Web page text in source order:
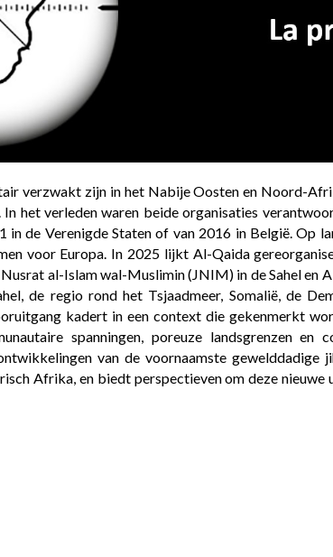
verzwakt zijn in het Nabije Oosten en Noord-
In het verleden waren beide organisaties
in de Verenigde Staten of van 2016 in België. Op
voor Europa. In 2025 lijkt Al-Qaida
al-Islam wal-Muslimin (JNIM) in de Sahel en
de regio rond het Tsjaadmeer, Somalië, de
kadert in een context die gekenmerkt
spanningen, poreuze landsgrenzen en
van de voornaamste gewelddadige
Afrika, en biedt perspectieven om deze nieuwe